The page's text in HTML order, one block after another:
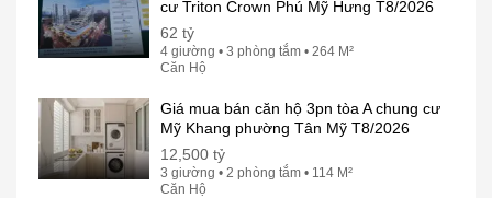
cư Triton Crown Phú Mỹ Hưng T8/2026
62 tỷ
4 giường • 3 phòng tắm • 264 M²
Căn Hộ
Giá mua bán căn hộ 3pn tòa A chung cư
Mỹ Khang phường Tân Mỹ T8/2026
12,500 tỷ
3 giường • 2 phòng tắm • 114 M²
Căn Hộ